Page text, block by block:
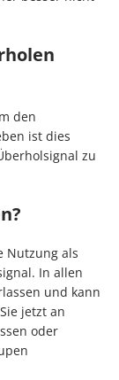
den
ist dies
zu
Nutzung als
In allen
und kann
jetzt an
oder